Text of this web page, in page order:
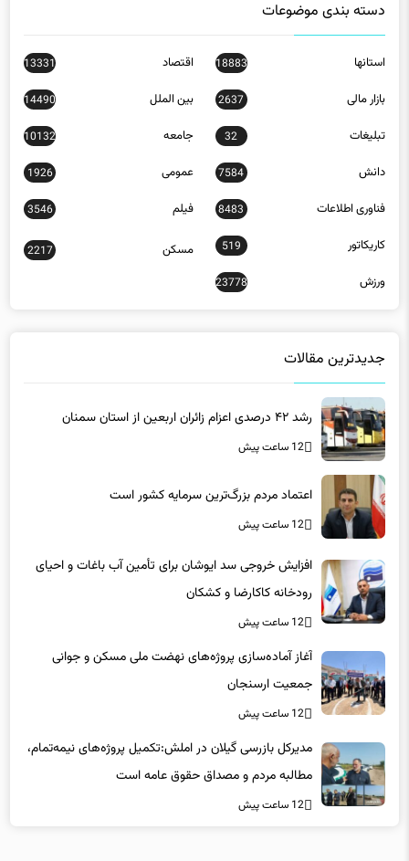
دسته بندی موضوعات
استانها 18883 اقتصاد 13331
بازار مالی 2637 بین الملل 14490
تبلیغات 32 جامعه 10132
دانش 7584 عمومی 1926
فناوری اطلاعات 8483 فیلم 3546
کاریکاتور 519 مسکن 2217
ورزش 23778
جدیدترین مقالات
رشد ۴۲ درصدی اعزام زائران اربعین از استان سمنان
12 ساعت پیش
اعتماد مردم بزرگ‌ترین سرمایه کشور است
12 ساعت پیش
افزایش خروجی سد ایوشان برای تأمین آب باغات و احیای
رودخانه‌ کاکارضا و کشکان
12 ساعت پیش
آغاز آماده‌سازی پروژه‌های نهضت ملی مسکن و جوانی
جمعیت ارسنجان
12 ساعت پیش
مدیرکل بازرسی گیلان در املش:تکمیل پروژه‌های نیمه‌تمام،
مطالبه مردم و مصداق حقوق عامه است
12 ساعت پیش